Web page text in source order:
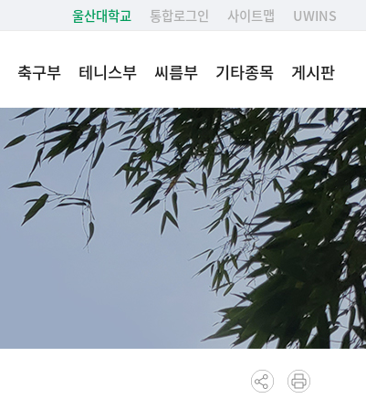
울산대학교 통합로그인 사이트맵 UWINS
축구부 테니스부 씨름부 기타종목 게시판